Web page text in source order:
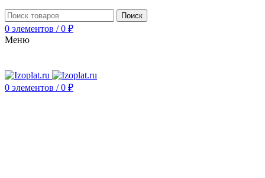
Поиск
0 элементов / 0 ₽
Меню
0 элементов / 0 ₽